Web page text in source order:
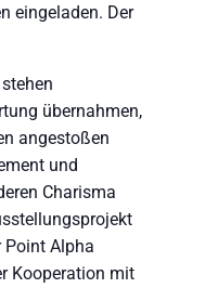
eingeladen. Der
übernahmen,
angestoßen
und
Charisma
Point Alpha
Kooperation mit